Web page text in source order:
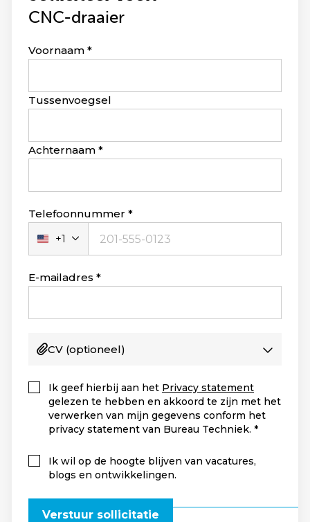
CNC-draaier
Leave
blank
Voornaam
Tussenvoegsel
Achternaam
Telefoonnummer
Verenigde
Staten
+1
+1
E-mailadres
CV (optioneel)
Ik geef hierbij aan het Privacy statement
gelezen te hebben en akkoord te zijn met het
verwerken van mijn gegevens conform het
privacy statement van Bureau Techniek.
Ik wil op de hoogte blijven van vacatures,
blogs en ontwikkelingen.
Verstuur sollicitatie